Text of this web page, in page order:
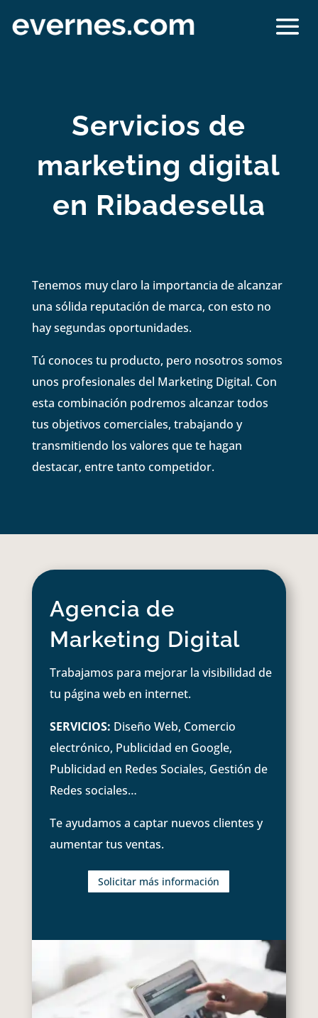
Servicios de
marketing digital
en Ribadesella
Tenemos muy claro la importancia de alcanzar
una sólida reputación de marca, con esto no
hay segundas oportunidades.
Tú conoces tu producto, pero nosotros somos
unos profesionales del Marketing Digital. Con
esta combinación podremos alcanzar todos
tus objetivos comerciales, trabajando y
transmitiendo los valores que te hagan
destacar, entre tanto competidor.
Agencia de
Marketing Digital
Trabajamos para mejorar la visibilidad de
tu página web en internet.
SERVICIOS: Diseño Web, Comercio
electrónico, Publicidad en Google,
Publicidad en Redes Sociales, Gestión de
Redes sociales…
Te ayudamos a captar nuevos clientes y
aumentar tus ventas.
Solicitar más información